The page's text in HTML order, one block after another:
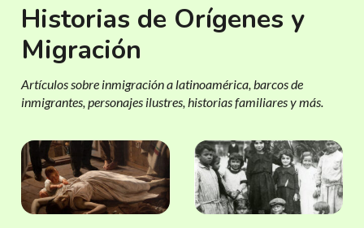
Historias de Orígenes y
Migración
Artículos sobre inmigración a latinoamérica, barcos de
inmigrantes, personajes ilustres, historias familiares y más.